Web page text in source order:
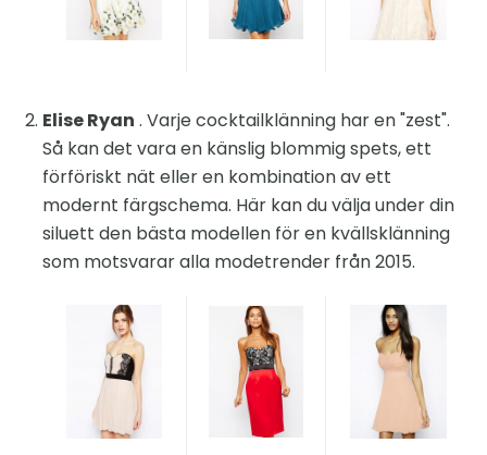
Elise Ryan . Varje cocktailklänning har en "zest".
Så kan det vara en känslig blommig spets, ett
förföriskt nät eller en kombination av ett
modernt färgschema. Här kan du välja under din
siluett den bästa modellen för en kvällsklänning
som motsvarar alla modetrender från 2015.